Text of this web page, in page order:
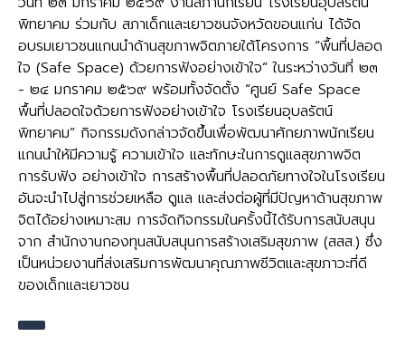
พิทยาคม ร่วมกับ สภาเด็กและเยาวชนจังหวัดขอนแก่น ได้จัด
อบรมเยาวชนแกนนำด้านสุขภาพจิตภายใต้โครงการ “พื้นที่ปลอด
ใจ (Safe Space) ด้วยการฟังอย่างเข้าใจ” ในระหว่างวันที่ ๒๓
- ๒๔ มกราคม ๒๕๖๙ พร้อมทั้งจัดตั้ง “ศูนย์ Safe Space
พื้นที่ปลอดใจด้วยการฟังอย่างเข้าใจ โรงเรียนอุบลรัตน์
พิทยาคม” กิจกรรมดังกล่าวจัดขึ้นเพื่อพัฒนาศักยภาพนักเรียน
แกนนำให้มีความรู้ ความเข้าใจ และทักษะในการดูแลสุขภาพจิต
การรับฟัง อย่างเข้าใจ การสร้างพื้นที่ปลอดภัยทางใจในโรงเรียน
อันจะนำไปสู่การช่วยเหลือ ดูแล และส่งต่อผู้ที่มีปัญหาด้านสุขภาพ
จิตได้อย่างเหมาะสม การจัดกิจกรรมในครั้งนี้ได้รับการสนับสนุน
จาก สำนักงานกองทุนสนับสนุนการสร้างเสริมสุขภาพ (สสส.) ซึ่ง
เป็นหน่วยงานที่ส่งเสริมการพัฒนาคุณภาพชีวิตและสุขภาวะที่ดี
ของเด็กและเยาวชน